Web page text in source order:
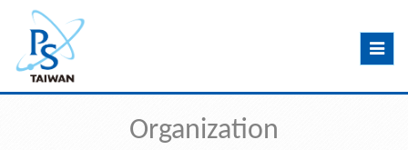
Toggle
Organization